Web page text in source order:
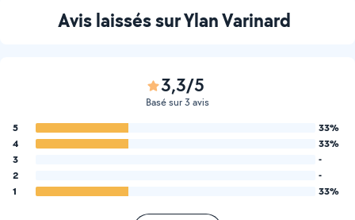
Avis laissés sur Ylan Varinard
3,3/5
Basé sur 3 avis
5
33%
4
33%
3
-
2
-
1
33%